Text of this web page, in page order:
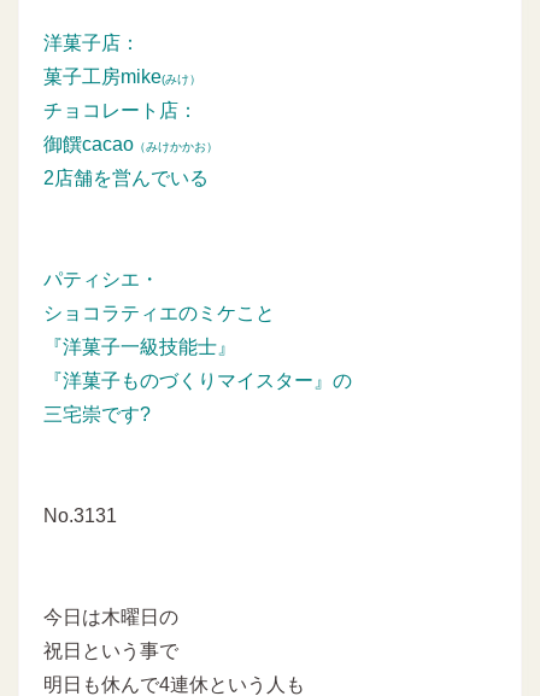
洋菓子店：
菓子工房mike(みけ）
チョコレート店：
御饌cacao （みけかかお）
2店舗を営んでいる
パティシエ・
ショコラティエのミケこと
『洋菓子一級技能士』
『洋菓子ものづくりマイスター』の
三宅崇です?
No.3131
今日は木曜日の
祝日という事で
明日も休んで4連休という人も